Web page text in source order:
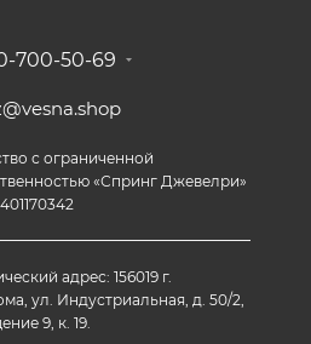
700-50-69
с ограниченной
«Спринг Джевелри»
адрес: 156019 г.
ул. Индустриальная, д. 50/2,
9, к. 19.